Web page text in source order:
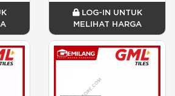
LOG-IN UNTUK
MELIHAT HARGA